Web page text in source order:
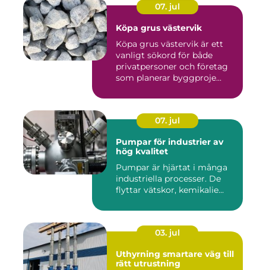
07. jul
Köpa grus västervik
Köpa grus västervik är ett
vanligt sökord för både
privatpersoner och företag
som planerar byggproje...
07. jul
Pumpar för industrier av
hög kvalitet
Pumpar är hjärtat i många
industriella processer. De
flyttar vätskor, kemikalie...
03. jul
Uthyrning smartare väg till
rätt utrustning